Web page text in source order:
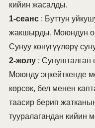
кийин жасалды.
1-сеанс: Буттун
жакшырды. Моюндун
Сунуу көнүгүүлөрү
2-жолу: Сунушталган
Моюнду эңкейткенде
көрсөк, бел менен
таасир берип
тууралагандан кийин